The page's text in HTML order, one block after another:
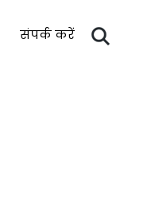
संपर्क करें